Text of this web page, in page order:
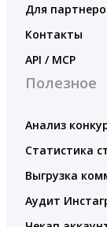
Для
Контакты
API / MCP
Полезное
Анализ
Статистика
Выгрузка
Аудит